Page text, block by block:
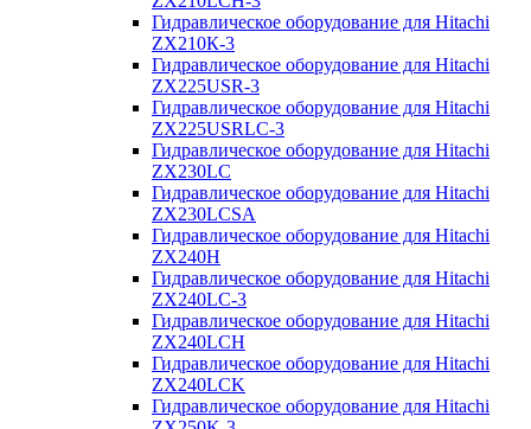
Гидравлическое оборудование для Hitachi
ZX210К-3
Гидравлическое оборудование для Hitachi
ZX225USR-3
Гидравлическое оборудование для Hitachi
ZX225USRLC-3
Гидравлическое оборудование для Hitachi
ZX230LC
Гидравлическое оборудование для Hitachi
ZX230LCSA
Гидравлическое оборудование для Hitachi
ZX240H
Гидравлическое оборудование для Hitachi
ZX240LC-3
Гидравлическое оборудование для Hitachi
ZX240LCH
Гидравлическое оборудование для Hitachi
ZX240LCK
Гидравлическое оборудование для Hitachi